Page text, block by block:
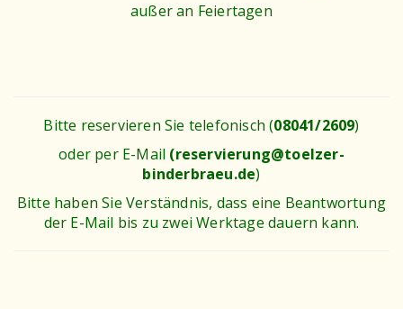
außer an Feiertagen
Bitte reservieren Sie telefonisch (08041/2609)
oder per E-Mail (reservierung@toelzer-
binderbraeu.de)
Bitte haben Sie Verständnis, dass eine Beantwortung
der E-Mail bis zu zwei Werktage dauern kann.